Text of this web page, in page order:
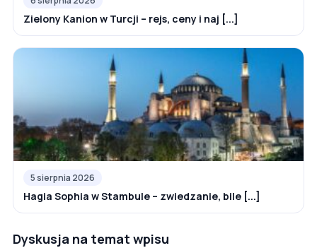
Zielony Kanion w Turcji – rejs, ceny i naj [...]
5 sierpnia 2026
Hagia Sophia w Stambule – zwiedzanie, bile [...]
Dyskusja na temat wpisu